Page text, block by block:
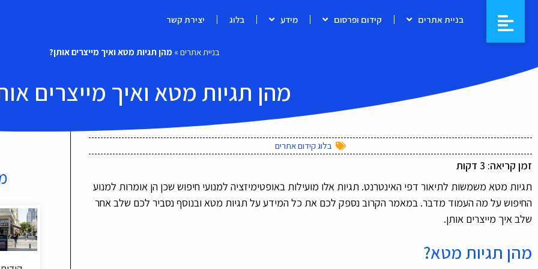
בניית אתרים קידום ופרסום מידע בלוג יצירת קשר
בניית אתרים » מהן תגיות מטא ואיך מייצרים אותן?
מהן תגיות מטא ואיך מייצרים
בלוג קידום אתרים
זמן קריאה: 3 דקות
תגיות מטא משמשות לתיאור דפי האינטרנט. תגיות אלו מועילות באופטימיזציה למנועי חיפוש שכן הן אומרות למנוע
החיפוש על מה העמוד מדבר. במאמר הקרוב נספק לכם את כל המידע על תגיות מטא ובנוסף נסביר לכם שלב אחר
שלב איך מייצרים אותן.
מהן תגיות מטא?